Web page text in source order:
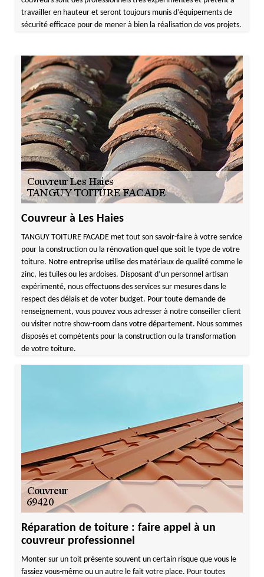
travailler en hauteur et seront toujours munis d’équipements de
sécurité efficace pour de mener à bien la réalisation de vos projets.
Couvreur à Les Haies
TANGUY TOITURE FACADE met tout son savoir-faire à votre service
pour la construction ou la rénovation quel que soit le type de votre
toiture. Notre entreprise utilise des matériaux de qualité comme le
zinc, les tuiles ou les ardoises. Disposant d’un personnel artisan
expérimenté, nous effectuons des services sur mesures dans le
respect des délais et de voter budget. Pour toute demande de
renseignement, vous pouvez vous adresser à notre conseiller client
ou visiter notre show-room dans votre département. Nous sommes
disposés et compétents pour la construction ou la transformation
de votre toiture.
Réparation de toiture : faire appel à un
couvreur professionnel
Monter sur un toit présente souvent un certain risque que vous le
fassiez vous-même ou un autre le fait votre place. Pour toutes